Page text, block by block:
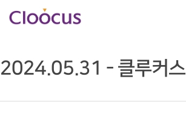
Hit enter to search or ESC to close
2024.05.31 - 클루커스